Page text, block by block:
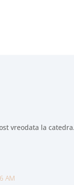
vreodata la
AM